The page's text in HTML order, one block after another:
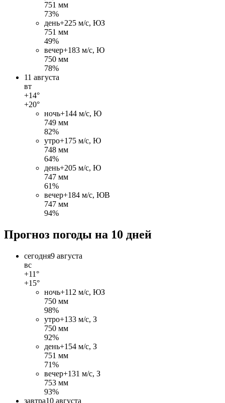
751 мм
73%
день+225 м/c, ЮЗ
751 мм
49%
вечер+183 м/c, Ю
750 мм
78%
11 августа
вт
+14°
+20°
ночь+144 м/c, Ю
749 мм
82%
утро+175 м/c, Ю
748 мм
64%
день+205 м/c, Ю
747 мм
61%
вечер+184 м/c, ЮВ
747 мм
94%
Прогноз погоды на 10 дней
сегодня9 августа
вс
+11°
+15°
ночь+11 2 м/c, ЮЗ
750 мм
98%
утро+133 м/c, З
750 мм
92%
день+154 м/c, З
751 мм
71%
вечер+131 м/c, З
753 мм
93%
завтра10 августа